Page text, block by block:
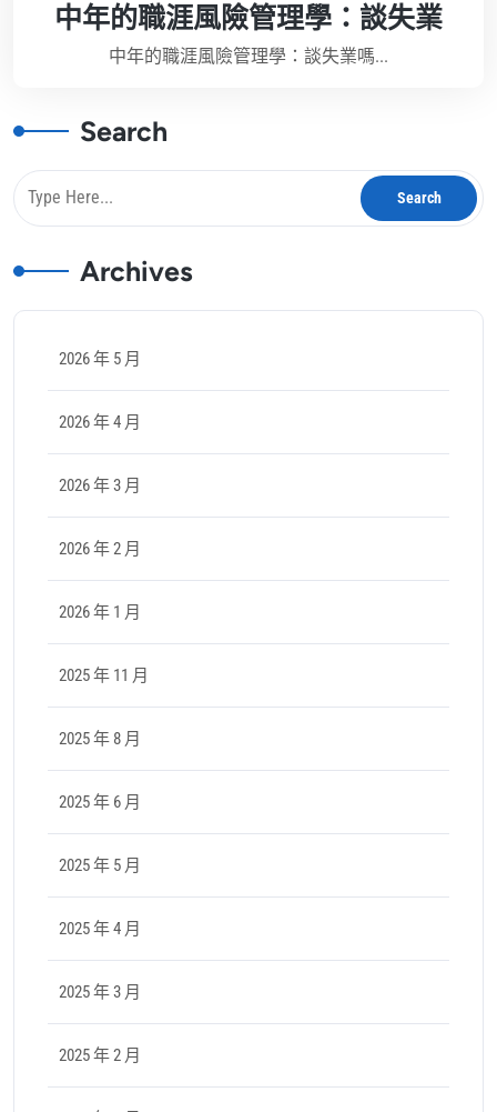
中年的職涯風險管理學：談失業
中年的職涯風險管理學：談失業嗎...
Search
Archives
2026 年 5 月
2026 年 4 月
2026 年 3 月
2026 年 2 月
2026 年 1 月
2025 年 11 月
2025 年 8 月
2025 年 6 月
2025 年 5 月
2025 年 4 月
2025 年 3 月
2025 年 2 月